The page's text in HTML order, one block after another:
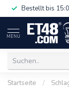
Bestellt bis
MENU
Startseite /